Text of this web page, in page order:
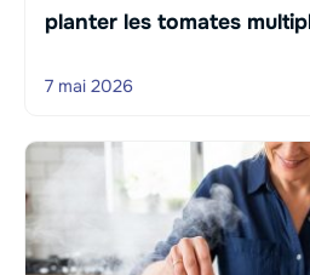
planter les tomates
7 mai 2026